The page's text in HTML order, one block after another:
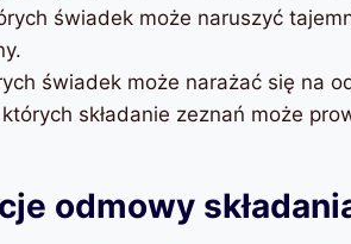
świadek może naruszyć
świadek może narażać się na
składanie zeznań może
odmowy